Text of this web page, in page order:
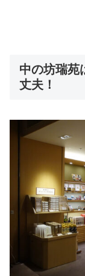
中の坊瑞苑
丈夫！